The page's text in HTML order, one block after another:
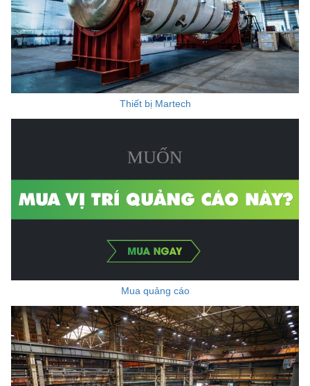
Thiết bị Martech
Mua quảng cáo